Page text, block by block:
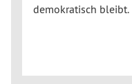
demokratisch bleibt.